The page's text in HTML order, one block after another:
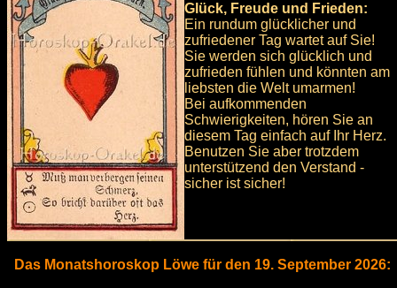
Glück, Freude und Frieden:
Ein rundum glücklicher und
zufriedener Tag wartet auf Sie!
Sie werden sich glücklich und
zufrieden fühlen und könnten am
liebsten die Welt umarmen!
Bei aufkommenden
Schwierigkeiten, hören Sie an
diesem Tag einfach auf Ihr Herz.
Benutzen Sie aber trotzdem
unterstützend den Verstand -
sicher ist sicher!
Das Monatshoroskop Löwe für den 19. September 2026: